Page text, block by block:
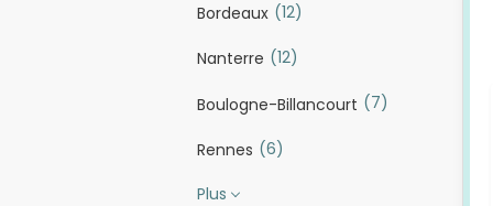
Bordeaux (12)
Nanterre (12)
Boulogne-Billancourt (7)
Rennes (6)
Plus